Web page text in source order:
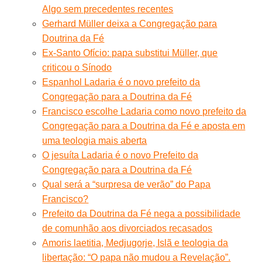
Algo sem precedentes recentes
Gerhard Müller deixa a Congregação para
Doutrina da Fé
Ex-Santo Ofício: papa substitui Müller, que
criticou o Sínodo
Espanhol Ladaria é o novo prefeito da
Congregação para a Doutrina da Fé
Francisco escolhe Ladaria como novo prefeito da
Congregação para a Doutrina da Fé e aposta em
uma teologia mais aberta
O jesuíta Ladaria é o novo Prefeito da
Congregação para a Doutrina da Fé
Qual será a “surpresa de verão” do Papa
Francisco?
Prefeito da Doutrina da Fé nega a possibilidade
de comunhão aos divorciados recasados
Amoris laetitia, Medjugorje, Islã e teologia da
libertação: “O papa não mudou a Revelação”.